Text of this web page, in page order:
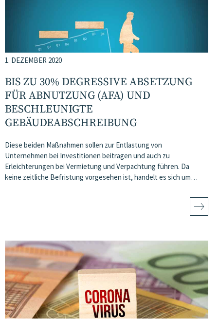
1. DEZEMBER 2020
BIS ZU 30% DEGRESSIVE ABSETZUNG
FÜR ABNUTZUNG (AFA) UND
BESCHLEUNIGTE
GEBÄUDEABSCHREIBUNG
Diese beiden Maßnahmen sollen zur Entlastung von
Unternehmen bei Investitionen beitragen und auch zu
Erleichterungen bei Vermietung und Verpachtung führen. Da
keine zeitliche Befristung vorgesehen ist, handelt es sich um…